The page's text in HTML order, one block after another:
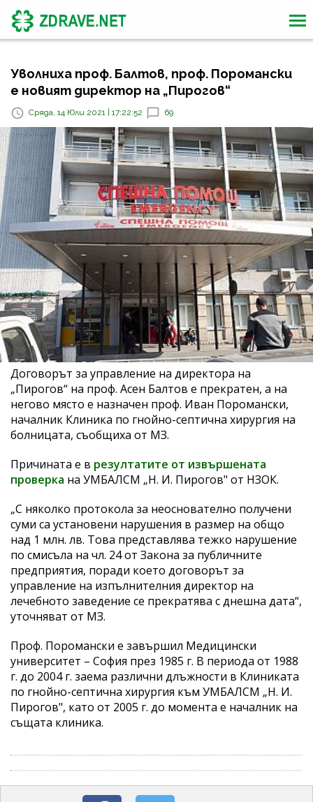
Уволниха проф. Балтов, проф. Поромански
е новият директор на „Пирогов“
Сряда, 14 Юли 2021 | 17:22:52 69
Договорът за управление на директора на
„Пирогов“ на проф. Асен Балтов е прекратен, а на
негово място е назначен проф. Иван Поромански,
началник Клиника по гнойно-септична хирургия на
болницата, съобщиха от МЗ.
Причината е в резултатите от извършената
проверка на УМБАЛСМ „Н. И. Пирогов" от НЗОК.
„С няколко протокола за неоснователно получени
суми са установени нарушения в размер на общо
над 1 млн. лв. Това представлява тежко нарушение
по смисъла на чл. 24 от Закона за публичните
предприятия, поради което договорът за
управление на изпълнителния директор на
лечебното заведение се прекратява с днешна дата“,
уточняват от МЗ.
Проф. Поромански е завършил Медицински
университет – София през 1985 г. В периода от 1988
г. до 2004 г. заема различни длъжности в Клиниката
по гнойно-септична хирургия към УМБАЛСМ „Н. И.
Пирогов", като от 2005 г. до момента е началник на
същата клиника.